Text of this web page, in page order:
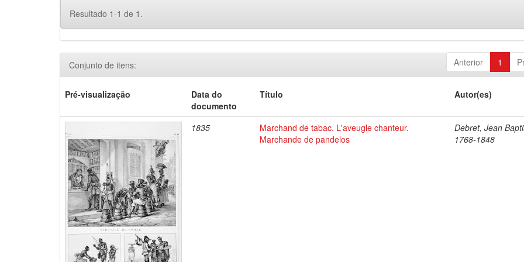
Resultado 1-1 de 1.
Anterior 1
Conjunto de itens:
Pré-visualização
Data do
documento
Título Autor(es)
1835
Marchand de tabac. L'aveugle chanteur.
Marchande de pandelos
Debret, Jean
1768-1848